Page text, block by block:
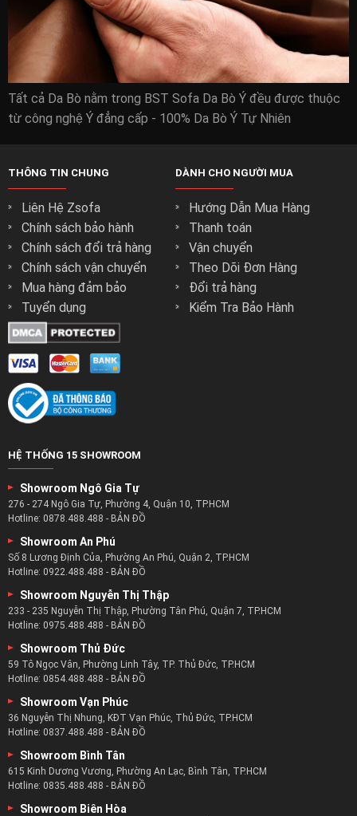
Tất cả Da Bò nằm trong BST Sofa Da Bò Ý đều được thuộc
từ công nghệ Ý đẳng cấp - 100% Da Bò Ý Tự Nhiên
THÔNG TIN CHUNG
Liên Hệ Zsofa
Chính sách bảo hành
Chính sách đổi trả hàng
Chính sách vận chuyển
Mua hàng đảm bảo
Tuyển dụng
DÀNH CHO NGƯỜI MUA
Hướng Dẫn Mua Hàng
Thanh toán
Vận chuyển
Theo Dõi Đơn Hàng
Đổi trả hàng
Kiểm Tra Bảo Hành
HỆ THỐNG 15 SHOWROOM
Showroom Ngô Gia Tự
276 - 274 Ngô Gia Tự, Phường 4, Quận 10, TP.HCM
Hotline: 0878.488.488 - BẢN ĐỒ
Showroom An Phú
Số 8 Lương Định Của, Phường An Phú, Quận 2, TP.HCM
Hotline: 0922.488.488 - BẢN ĐỒ
Showroom Nguyễn Thị Thập
233 - 235 Nguyễn Thị Thập, Phường Tân Phú, Quận 7, TP.HCM
Hotline: 0975.488.488 - BẢN ĐỒ
Showroom Thủ Đức
59 Tô Ngọc Vân, Phường Linh Tây, TP. Thủ Đức, TP.HCM
Hotline: 0854.488.488 - BẢN ĐỒ
Showroom Vạn Phúc
36 Nguyễn Thị Nhung, KĐT Vạn Phúc, Thủ Đức, TP.HCM
Hotline: 0837.488.488 - BẢN ĐỒ
Showroom Bình Tân
615 Kinh Dương Vương, Phường An Lạc, Bình Tân, TP.HCM
Hotline: 0835.488.488 - BẢN ĐỒ
Showroom Biên Hòa